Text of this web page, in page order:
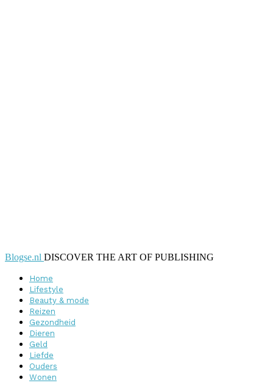
Blogse.nl DISCOVER THE ART OF PUBLISHING
Home
Lifestyle
Beauty & mode
Reizen
Gezondheid
Dieren
Geld
Liefde
Ouders
Wonen